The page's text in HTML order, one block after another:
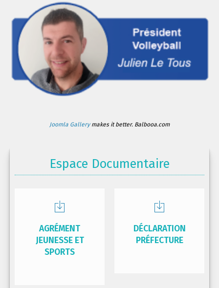
Joomla Gallerymakes it better. Balbooa.com
Espace Documentaire
AGRÉMENT
JEUNESSE ET
SPORTS
DÉCLARATION
PRÉFECTURE